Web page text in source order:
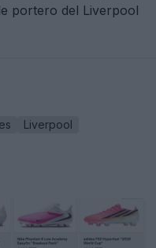
portero del Liverpool
Liverpool